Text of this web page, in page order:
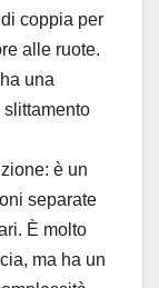
coppia per
alle ruote.
una
è un
separate
È molto
ma ha un